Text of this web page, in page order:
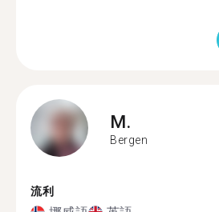
M.
Bergen
流利